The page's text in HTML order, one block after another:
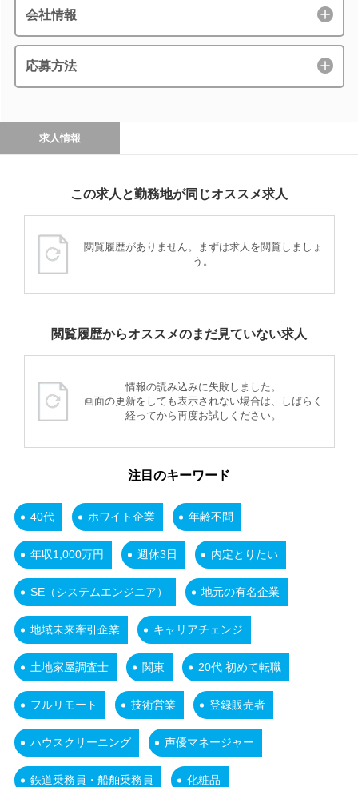
会社情報
応募方法
求人情報
この求人と勤務地が同じオススメ求人
閲覧履歴がありません。まずは求人を閲覧しましょ
う。
閲覧履歴からオススメのまだ見ていない求人
情報の読み込みに失敗しました。
画面の更新をしても表示されない場合は、しばらく
経ってから再度お試しください。
注目のキーワード
40代 ホワイト企業 年齢不問
年収1,000万円 週休3日 内定とりたい
SE（システムエンジニア） 地元の有名企業
地域未来牽引企業 キャリアチェンジ
土地家屋調査士 関東 20代 初めて転職
フルリモート 技術営業 登録販売者
ハウスクリーニング 声優マネージャー
鉄道乗務員・船舶乗務員 化粧品